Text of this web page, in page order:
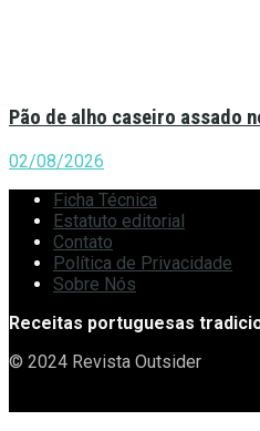
Pão de alho caseiro assado
02/08/2026
Ficha Técnica
Estatuto editorial
Contato
Política de Privacidade
Sobre Nós
Receitas portuguesas
© 2024 Revista Outsider